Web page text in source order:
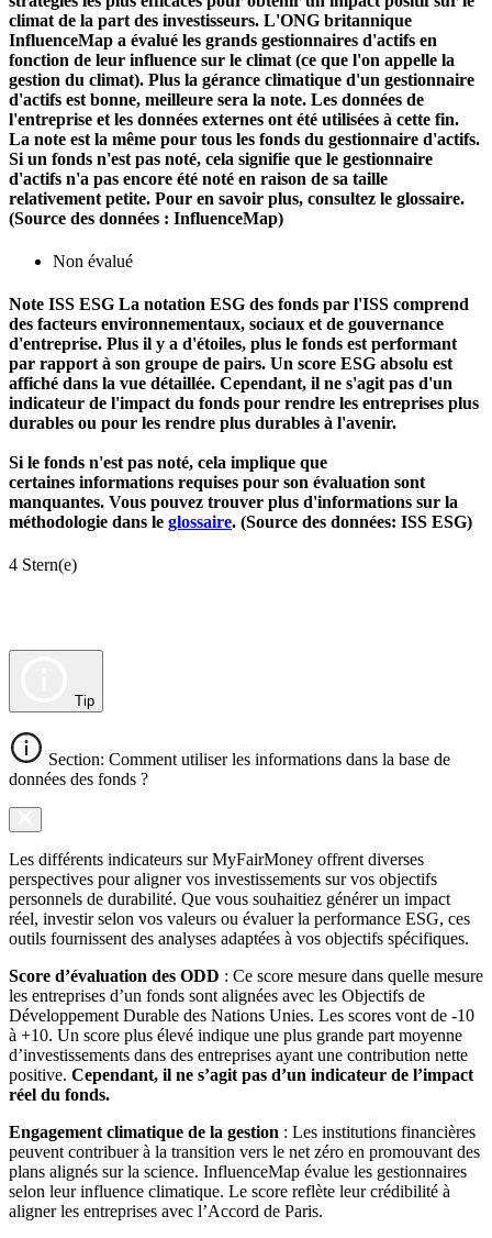
climat de la part des investisseurs. L'ONG britannique
InfluenceMap a évalué les grands gestionnaires d'actifs en
fonction de leur influence sur le climat (ce que l'on appelle la
gestion du climat). Plus la gérance climatique d'un gestionnaire
d'actifs est bonne, meilleure sera la note. Les données de
l'entreprise et les données externes ont été utilisées à cette fin.
La note est la même pour tous les fonds du gestionnaire d'actifs.
Si un fonds n'est pas noté, cela signifie que le gestionnaire
d'actifs n'a pas encore été noté en raison de sa taille
relativement petite. Pour en savoir plus, consultez le glossaire.
(Source des données : InfluenceMap)
Non évalué
Note ISS ESG La notation ESG des fonds par l'ISS comprend
des facteurs environnementaux, sociaux et de gouvernance
d'entreprise. Plus il y a d'étoiles, plus le fonds est performant
par rapport à son groupe de pairs. Un score ESG absolu est
affiché dans la vue détaillée. Cependant, il ne s'agit pas d'un
indicateur de l'impact du fonds pour rendre les entreprises plus
durables ou pour les rendre plus durables à l'avenir.
Si le fonds n'est pas noté, cela implique que
certaines informations requises pour son évaluation sont
manquantes. Vous pouvez trouver plus d'informations sur la
méthodologie dans le glossaire. (Source des données: ISS ESG)
4 Stern(e)
Tip
Section: Comment utiliser les informations dans la base de
données des fonds ?
Les différents indicateurs sur MyFairMoney offrent diverses
perspectives pour aligner vos investissements sur vos objectifs
personnels de durabilité. Que vous souhaitiez générer un impact
réel, investir selon vos valeurs ou évaluer la performance ESG, ces
outils fournissent des analyses adaptées à vos objectifs spécifiques.
Score d’évaluation des ODD : Ce score mesure dans quelle mesure
les entreprises d’un fonds sont alignées avec les Objectifs de
Développement Durable des Nations Unies. Les scores vont de -10
à +10. Un score plus élevé indique une plus grande part moyenne
d’investissements dans des entreprises ayant une contribution nette
positive. Cependant, il ne s’agit pas d’un indicateur de l’impact
réel du fonds.
Engagement climatique de la gestion : Les institutions financières
peuvent contribuer à la transition vers le net zéro en promouvant des
plans alignés sur la science. InfluenceMap évalue les gestionnaires
selon leur influence climatique. Le score reflète leur crédibilité à
aligner les entreprises avec l’Accord de Paris.